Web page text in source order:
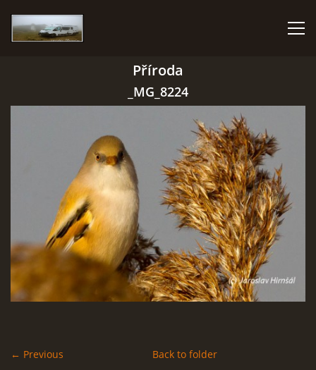
© 2026 eStránky.cz |RSS
Příroda
_MG_8224
← Previous Back to folder